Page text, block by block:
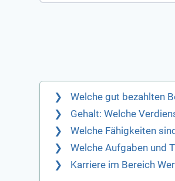
Welche gut bezahlten
Gehalt: Welche
Welche Fähigkeiten
Welche Aufgaben und
Karriere im Bereich